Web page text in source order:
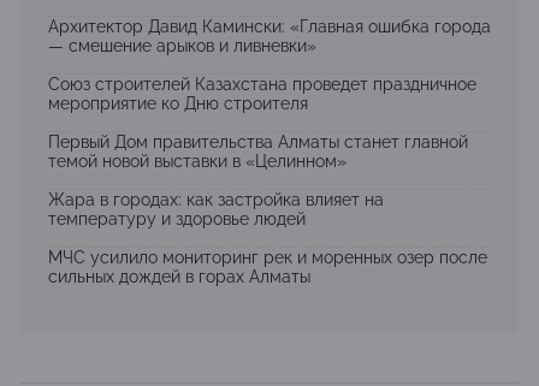
Архитектор Давид Камински: «Главная ошибка города
— смешение арыков и ливневки»
Союз строителей Казахстана проведет праздничное
мероприятие ко Дню строителя
Первый Дом правительства Алматы станет главной
темой новой выставки в «Целинном»
Жара в городах: как застройка влияет на
температуру и здоровье людей
МЧС усилило мониторинг рек и моренных озер после
сильных дождей в горах Алматы